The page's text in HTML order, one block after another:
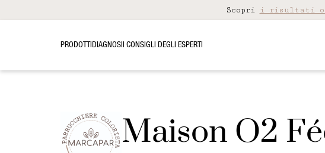
Scopri i risultati
PRODOTTIDIAGNOSII CONSIGLI DEGLI ESPERTI
Maison O2